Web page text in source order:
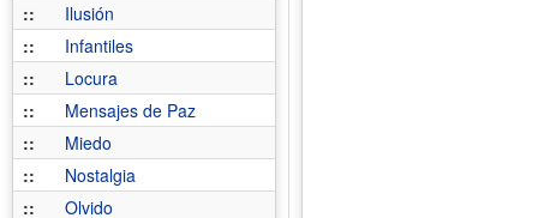
::
Ilusión
::
Infantiles
::
Locura
::
Mensajes de Paz
::
Miedo
::
Nostalgia
::
Olvido